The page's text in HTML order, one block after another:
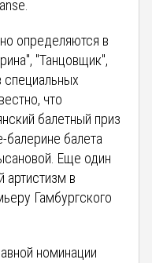
определяются в
"Танцовщик",
специальных
что
балетный приз
балерине балета
Еще один
артистизм в
Гамбургского
номинации